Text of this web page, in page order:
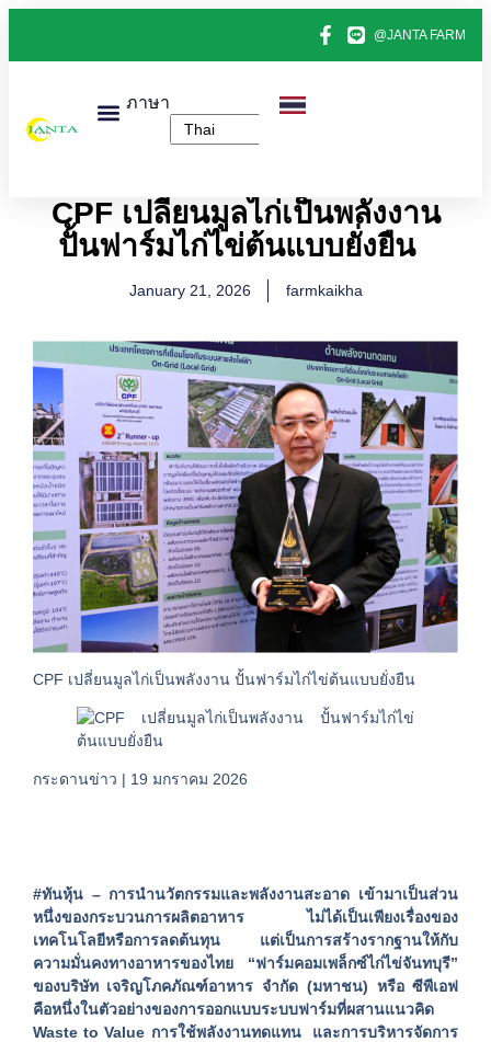
@JANTA FARM
ภาษา
CPF เปลี่ยนมูลไก่เป็นพลังงาน
ปั้นฟาร์มไก่ไข่ต้นแบบยั่งยืน
January 21, 2026 farmkaikha
CPF เปลี่ยนมูลไก่เป็นพลังงาน ปั้นฟาร์มไก่ไข่ต้นแบบยั่งยืน
กระดานข่าว | 19 มกราคม 2026
#ทันหุ้น – การนำนวัตกรรมและพลังงานสะอาด เข้ามาเป็นส่วน
หนึ่งของกระบวนการผลิตอาหาร ไม่ได้เป็นเพียงเรื่องของ
เทคโนโลยีหรือการลดต้นทุน แต่เป็นการสร้างรากฐานให้กับ
ความมั่นคงทางอาหารของไทย “ฟาร์มคอมเพล็กซ์ไก่ไข่จันทบุรี”
ของบริษัท เจริญโภคภัณฑ์อาหาร จำกัด (มหาชน) หรือ ซีพีเอฟ
คือหนึ่งในตัวอย่างของการออกแบบระบบฟาร์มที่ผสานแนวคิด
Waste to Value การใช้พลังงานทดแทน และการบริหารจัดการ